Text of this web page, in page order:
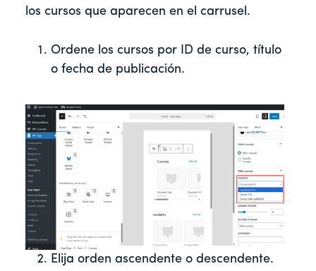
los cursos que aparecen en el carrusel.
Ordene los cursos por ID de curso, título
o fecha de publicación.
Elija orden ascendente o descendente.